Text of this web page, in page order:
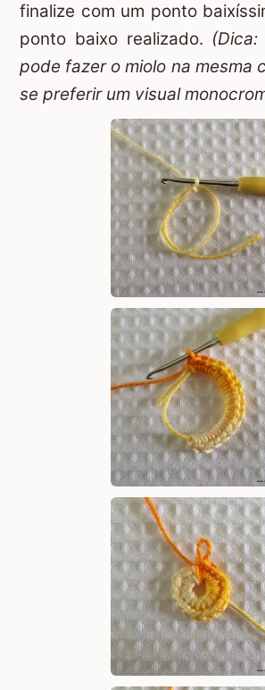
finalize com um ponto
ponto baixo realizado.
pode fazer o miolo na mesma
se preferir um visual